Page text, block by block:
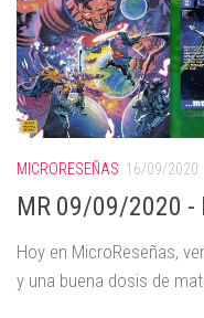
MICRORESEÑAS 16/09/2020
MR 09/09/2020 -
Hoy en MicroReseñas,
y una buena dosis de